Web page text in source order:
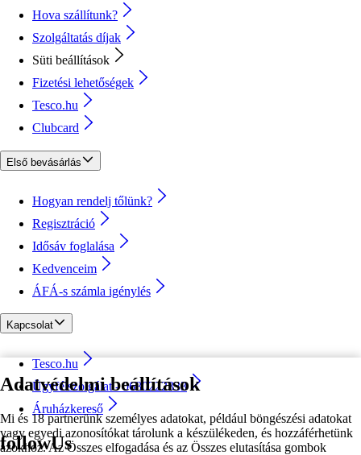
Adatvédelmi beállítások
Mi és 18 partnerünk személyes adatokat, például böngészési adatokat
vagy egyedi azonosítókat tárolunk a készülékeden, és hozzáférhetünk
azokhoz. Az Összes elfogadása és az Összes elutasítása gombok
Hova szállítunk?
Szolgáltatás díjak
Süti beállítások
Fizetési lehetőségek
Tesco.hu
Clubcard
Első bevásárlás
Hogyan rendelj tőlünk?
Regisztráció
Idősáv foglalása
Kedvenceim
ÁFÁ-s számla igénylés
Kapcsolat
Tesco.hu
Ügyfélszolgálat - 0680222333
Áruházkereső
followUs